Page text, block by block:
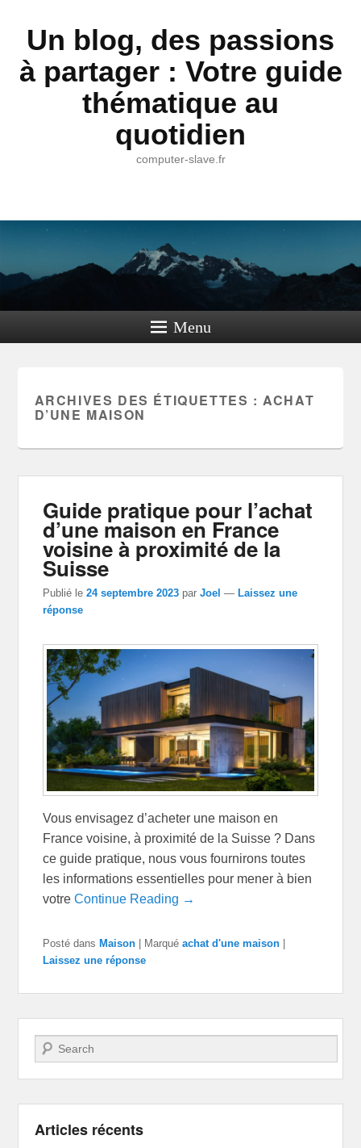
Un blog, des passions
à partager : Votre guide
thématique au
quotidien
computer-slave.fr
Menu
ARCHIVES DES ÉTIQUETTES :ACHAT
D’UNE MAISON
Guide pratique pour l’achat
d’une maison en France
voisine à proximité de la
Suisse
Publié le24 septembre 2023 parJoel — Laissez une
réponse
Vous envisagez d’acheter une maison en
France voisine, à proximité de la Suisse ? Dans
ce guide pratique, nous vous fournirons toutes
les informations essentielles pour mener à bien
votreContinue Reading →
Posté dans Maison Marqué achat d'une maison
Laissez une réponse
Recherche
Articles récents